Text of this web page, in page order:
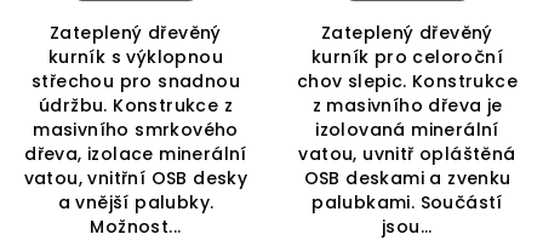
Zateplený dřevěný
kurník s výklopnou
střechou pro snadnou
údržbu. Konstrukce z
masivního smrkového
dřeva, izolace minerální
vatou, vnitřní OSB desky
a vnější palubky.
Možnost...
Zateplený dřevěný
kurník pro celoroční
chov slepic. Konstrukce
z masivního dřeva je
izolovaná minerální
vatou, uvnitř opláštěná
OSB deskami a zvenku
palubkami. Součástí
jsou...